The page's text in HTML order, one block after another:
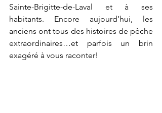
Sainte-Brigitte-de-Laval et à ses
habitants. Encore aujourd’hui, les
anciens ont tous des histoires de pêche
extraordinaires…et parfois un brin
exagéré à vous raconter!